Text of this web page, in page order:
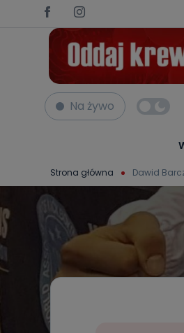
Na żywo
Strona główna Dawid